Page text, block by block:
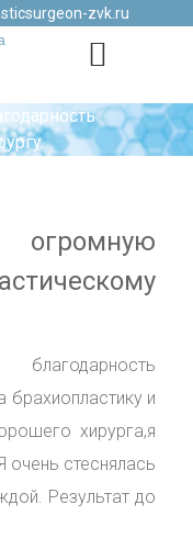
zvk.ru
брахиопластику и
хирурга,я
стеснялась
Результат до